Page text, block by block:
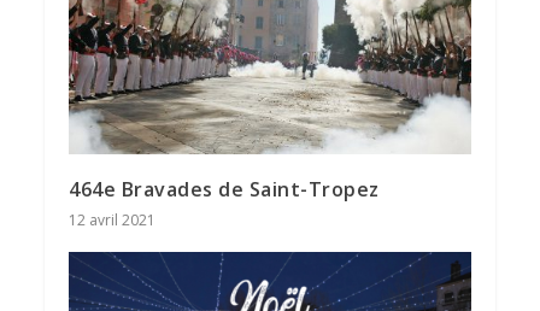
464e Bravades de Saint-Tropez
12 avril 2021